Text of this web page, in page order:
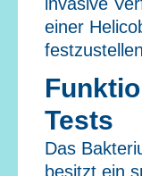
einer
Tests
Das
besitzt ein